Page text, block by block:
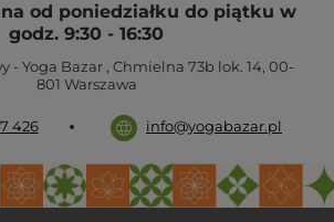
od poniedziałku do piątku w
godz. 9:30 - 16:30
- Yoga Bazar , Chmielna 73b lok. 14, 00-
801 Warszawa
426 info@yogabazar.pl